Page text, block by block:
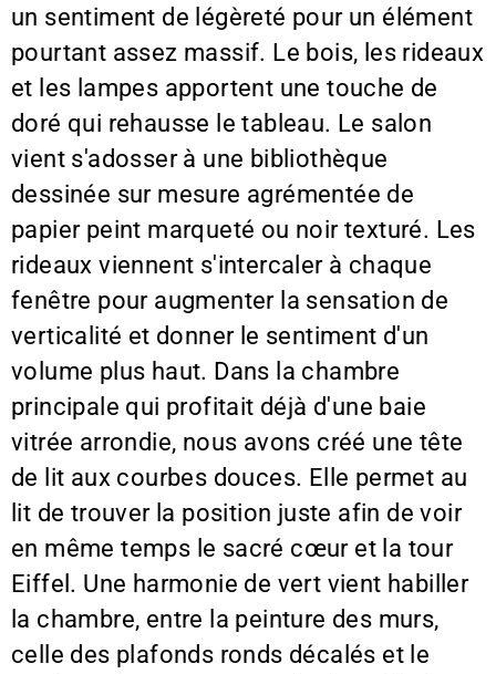
un sentiment de légèreté pour un élément
pourtant assez massif. Le bois, les rideaux
et les lampes apportent une touche de
doré qui rehausse le tableau. Le salon
vient s'adosser à une bibliothèque
dessinée sur mesure agrémentée de
papier peint marqueté ou noir texturé. Les
rideaux viennent s'intercaler à chaque
fenêtre pour augmenter la sensation de
verticalité et donner le sentiment d'un
volume plus haut. Dans la chambre
principale qui profitait déjà d'une baie
vitrée arrondie, nous avons créé une tête
de lit aux courbes douces. Elle permet au
lit de trouver la position juste afin de voir
en même temps le sacré cœur et la tour
Eiffel. Une harmonie de vert vient habiller
la chambre, entre la peinture des murs,
celle des plafonds ronds décalés et le